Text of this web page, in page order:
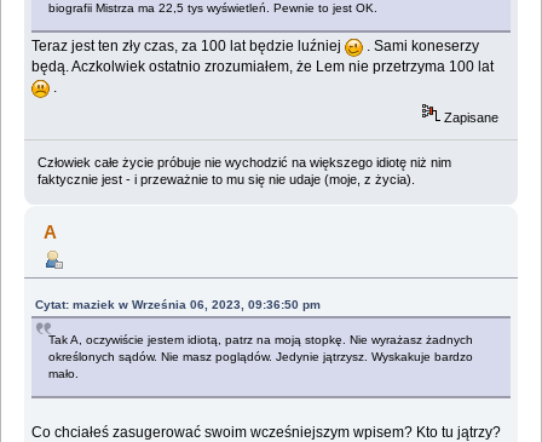
biografii Mistrza ma 22,5 tys wyświetleń. Pewnie to jest OK.
Teraz jest ten zły czas, za 100 lat będzie luźniej
. Sami koneserzy
będą. Aczkolwiek ostatnio zrozumiałem, że Lem nie przetrzyma 100 lat
.
Zapisane
Człowiek całe życie próbuje nie wychodzić na większego idiotę niż nim
faktycznie jest - i przeważnie to mu się nie udaje (moje, z życia).
A
Cytat: maziek w Września 06, 2023, 09:36:50 pm
Tak A, oczywiście jestem idiotą, patrz na moją stopkę. Nie wyrażasz żadnych
określonych sądów. Nie masz poglądów. Jedynie jątrzysz. Wyskakuje bardzo
mało.
Co chciałeś zasugerować swoim wcześniejszym wpisem? Kto tu jątrzy?